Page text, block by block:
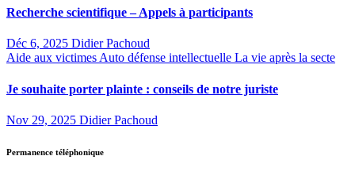
Recherche scientifique – Appels à participants
Déc 6, 2025 Didier Pachoud
Aide aux victimes Auto défense intellectuelle La vie après la secte
Je souhaite porter plainte : conseils de notre juriste
Nov 29, 2025 Didier Pachoud
Permanence téléphonique